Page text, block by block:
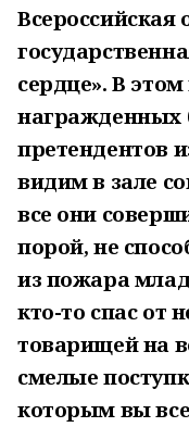
Всероссийская
сердце». В
награжденных
претендентов
видим в зале
все они
порой, не
из пожара
кто-то спас от
товарищей на
смелые
которым вы